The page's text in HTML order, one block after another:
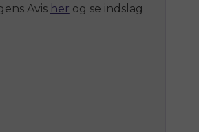
Avis her og se indslag